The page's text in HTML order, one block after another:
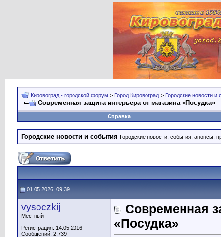
Кировоград - городской форум > Город Кировоград > Городские новости и
Современная защита интерьера от магазина «Посудка»
Справка
Городские новости и события Городские новости, события, анонсы,
01.05.2026, 09:39
vysoczkij
Местный
Регистрация: 14.05.2016
Сообщений: 2,739
Современная
«Посудка»